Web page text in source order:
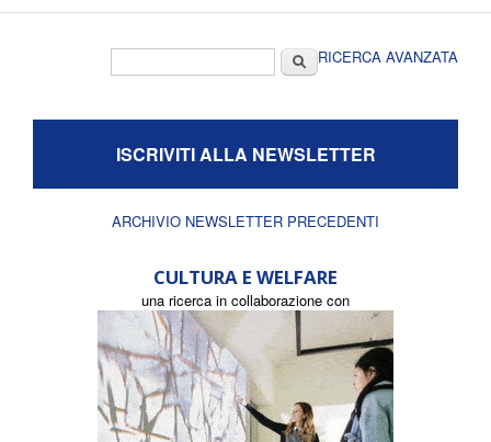
CercaRICERCA AVANZATA
ISCRIVITI ALLA NEWSLETTER
ARCHIVIO NEWSLETTER PRECEDENTI
CULTURA E WELFARE
una ricerca in collaborazione con